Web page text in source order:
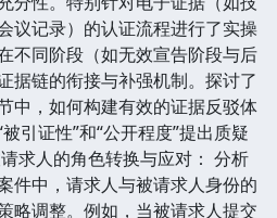
议记录）的认证流程进行了实操
不同阶段（如无效宣告阶段与后
据链的衔接与补强机制。探讨了
中，如何构建有效的证据反驳体
引证性”和“公开程度”提出质疑
求人的角色转换与应对： 分析
件中，请求人与被请求人身份的
略调整。例如，当被请求人提交